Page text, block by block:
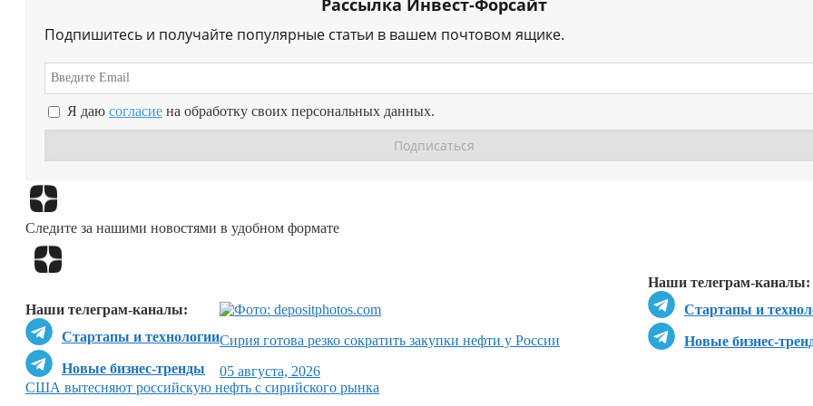
Подпишитесь и получайте популярные статьи в вашем почтовом ящике.
Я даю согласие на обработку своих персональных данных.
Следите за нашими новостями в удобном формате
Наши телеграм-каналы:
Стартапы и
Новые бизнес-
Наши телеграм-каналы:
Стартапы и технологии
Новые бизнес-тренды
Сирия готова резко сократить закупки нефти у России
05 августа, 2026
США вытесняют российскую нефть с сирийского рынка